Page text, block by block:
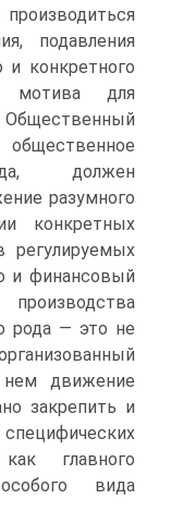
подавления
и конкретного
мотива для
должен
разумного
конкретных
регулируемых
и финансовый
рода — это не
движение
закрепить и
главного
вида